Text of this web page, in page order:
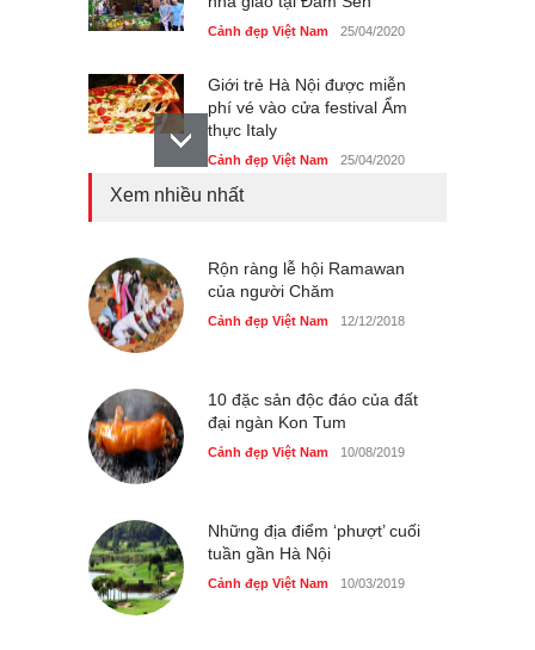
Cảnh đẹp Việt Nam 25/04/2020
Giới trẻ Hà Nội được miễn
phí vé vào cửa festival Ẩm
thực Italy
Cảnh đẹp Việt Nam 25/04/2020
Cảnh đẹp Việt Nam 25/04/2020
Bán đảo Sơn Trà sẽ là khu
Xem nhiều nhất
Rộn ràng lễ hội Ramawan
của người Chăm
Cảnh đẹp Việt Nam 12/12/2018
10 đặc sản độc đáo của đất
đại ngàn Kon Tum
Cảnh đẹp Việt Nam 10/08/2019
Những địa điểm ‘phượt’ cuối
tuần gần Hà Nội
Cảnh đẹp Việt Nam 10/03/2019